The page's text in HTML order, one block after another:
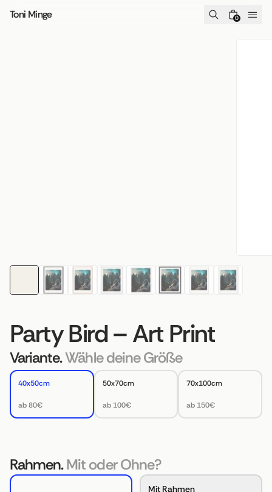
Toni Minge 0
Party Bird – Art Print
Variante.Wähle deine Größe
40x50cm
ab 80€
50x70cm
ab 100€
70x100cm
ab 150€
Rahmen.Mit oder Ohne?
Mit Rahmen